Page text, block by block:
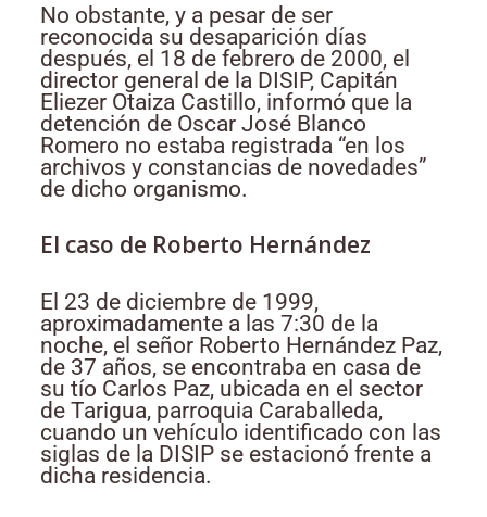
No obstante, y a pesar de ser
reconocida su desaparición días
después, el 18 de febrero de 2000, el
director general de la DISIP, Capitán
Eliezer Otaiza Castillo, informó que la
detención de Oscar José Blanco
Romero no estaba registrada “en los
archivos y constancias de novedades”
de dicho organismo.
El caso de Roberto Hernández
El 23 de diciembre de 1999,
aproximadamente a las 7:30 de la
noche, el señor Roberto Hernández Paz,
de 37 años, se encontraba en casa de
su tío Carlos Paz, ubicada en el sector
de Tarigua, parroquia Caraballeda,
cuando un vehículo identificado con las
siglas de la DISIP se estacionó frente a
dicha residencia.